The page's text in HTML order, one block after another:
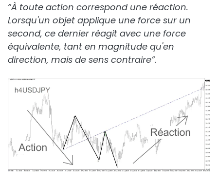
“À toute action correspond une réaction.
Lorsqu'un objet applique une force sur un
second, ce dernier réagit avec une force
équivalente, tant en magnitude qu'en
direction, mais de sens contraire”.